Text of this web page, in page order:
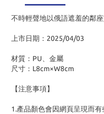
不時輕聲地以俄語遮羞的鄰
上市日期：2025/04/03
材質：PU、金屬
尺寸：L8cm×W8cm
【注意事項】
1.產品顏色會因網頁呈現而有